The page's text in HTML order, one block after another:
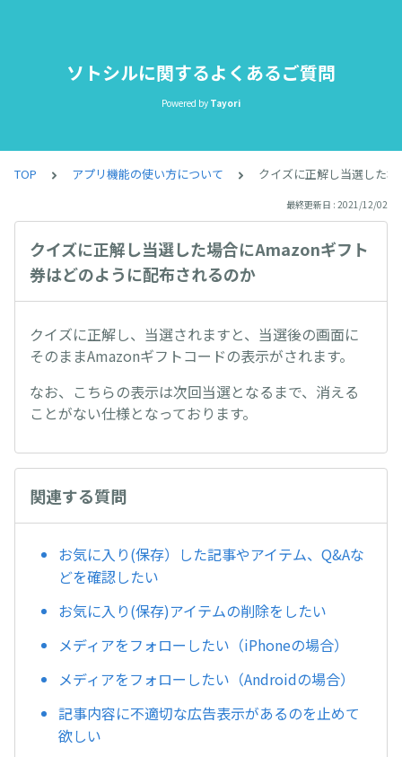
ソトシルに関するよくあるご質問
Powered by Tayori
TOP アプリ機能の使い方について クイズに正解し当選した
最終更新日 : 2021/12/02
クイズに正解し当選した場合にAmazonギフト
券はどのように配布されるのか
クイズに正解し、当選されますと、当選後の画面に
そのままAmazonギフトコードの表示がされます。
なお、こちらの表示は次回当選となるまで、消える
ことがない仕様となっております。
関連する質問
お気に入り(保存）した記事やアイテム、Q&Aな
どを確認したい
お気に入り(保存)アイテムの削除をしたい
メディアをフォローしたい（iPhoneの場合）
メディアをフォローしたい（Androidの場合）
記事内容に不適切な広告表示があるのを止めて
欲しい